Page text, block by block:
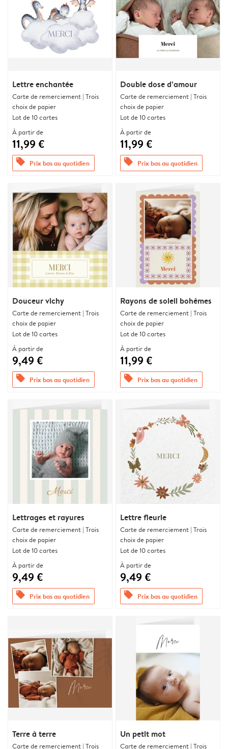
Lettre enchantée
Carte de remerciement | Trois
choix de papier
Lot de 10 cartes
À partir de
11,99 €
offers Prix bas au quotidien
Double dose d’amour
Carte de remerciement | Trois
choix de papier
Lot de 10 cartes
À partir de
11,99 €
offers Prix bas au quotidien
Douceur vichy
Carte de remerciement | Trois
choix de papier
Lot de 10 cartes
À partir de
9,49 €
offers Prix bas au quotidien
Rayons de soleil bohèmes
Carte de remerciement | Trois
choix de papier
Lot de 10 cartes
À partir de
11,99 €
offers Prix bas au quotidien
Lettrages et rayures
Carte de remerciement | Trois
choix de papier
Lot de 10 cartes
À partir de
9,49 €
offers Prix bas au quotidien
Lettre fleurie
Carte de remerciement | Trois
choix de papier
Lot de 10 cartes
À partir de
9,49 €
offers Prix bas au quotidien
Terre à terre
Carte de remerciement | Trois
Un petit mot
Carte de remerciement | Trois